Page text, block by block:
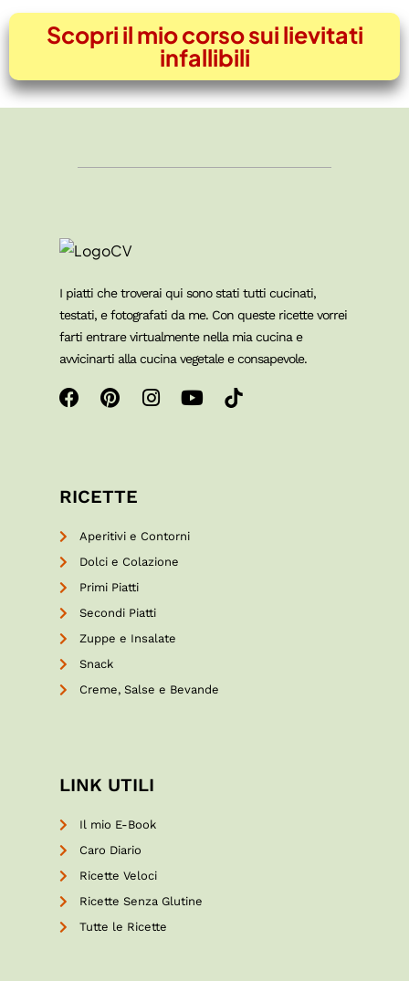
Scopri il mio corso sui lievitati
infallibili
I piatti che troverai qui sono stati tutti cucinati,
testati, e fotografati da me. Con queste ricette vorrei
farti entrare virtualmente nella mia cucina e
avvicinarti alla cucina vegetale e consapevole.
RICETTE
Aperitivi e Contorni
Dolci e Colazione
Primi Piatti
Secondi Piatti
Zuppe e Insalate
Snack
Creme, Salse e Bevande
LINK UTILI
Il mio E-Book
Caro Diario
Ricette Veloci
Ricette Senza Glutine
Tutte le Ricette